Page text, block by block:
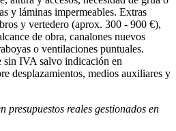
y láminas impermeables. Extras
y vertedero (aprox. 300 - 900 €),
de obra, canalones nuevos
o ventilaciones puntuales.
sin IVA salvo indicación en
desplazamientos, medios auxiliares y
presupuestos reales gestionados en